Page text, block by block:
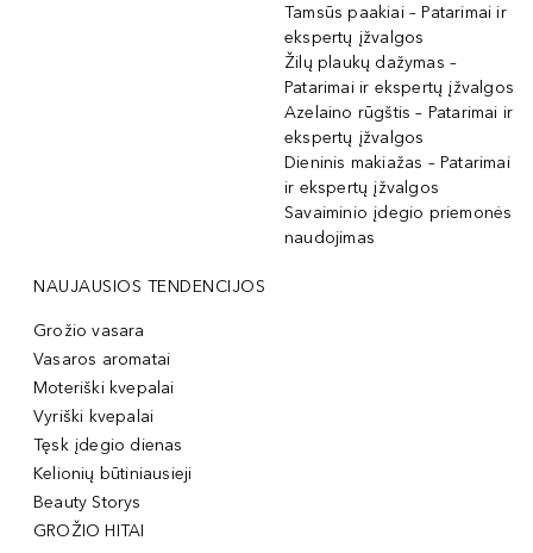
Tamsūs paakiai – Patarimai ir
ekspertų įžvalgos
Žilų plaukų dažymas –
Patarimai ir ekspertų įžvalgos
Azelaino rūgštis – Patarimai ir
ekspertų įžvalgos
Dieninis makiažas – Patarimai
ir ekspertų įžvalgos
Savaiminio įdegio priemonės
naudojimas
NAUJAUSIOS TENDENCIJOS
Grožio vasara
Vasaros aromatai
Moteriški kvepalai
Vyriški kvepalai
Tęsk įdegio dienas
Kelionių būtiniausieji
Beauty Storys
GROŽIO HITAI